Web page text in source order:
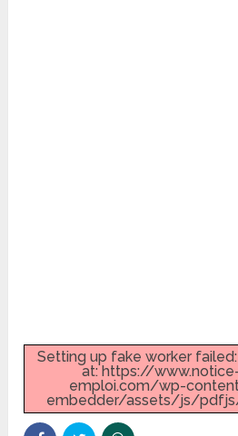
Setting up fake worker
at: https://
emploi.com/wp-
embedder/assets/js/pdfjs/